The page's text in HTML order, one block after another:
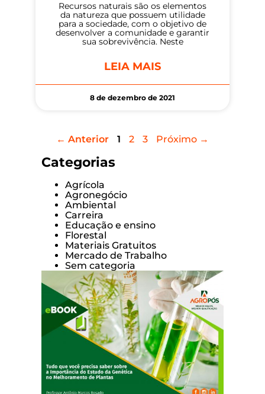
Recursos naturais são os elementos
da natureza que possuem utilidade
para a sociedade, com o objetivo de
desenvolver a comunidade e garantir
sua sobrevivência. Neste
LEIA MAIS
8 de dezembro de 2021
← Anterior 1 2 3 Próximo →
Categorias
Agrícola
Agronegócio
Ambiental
Carreira
Educação e ensino
Florestal
Materiais Gratuitos
Mercado de Trabalho
Sem categoria